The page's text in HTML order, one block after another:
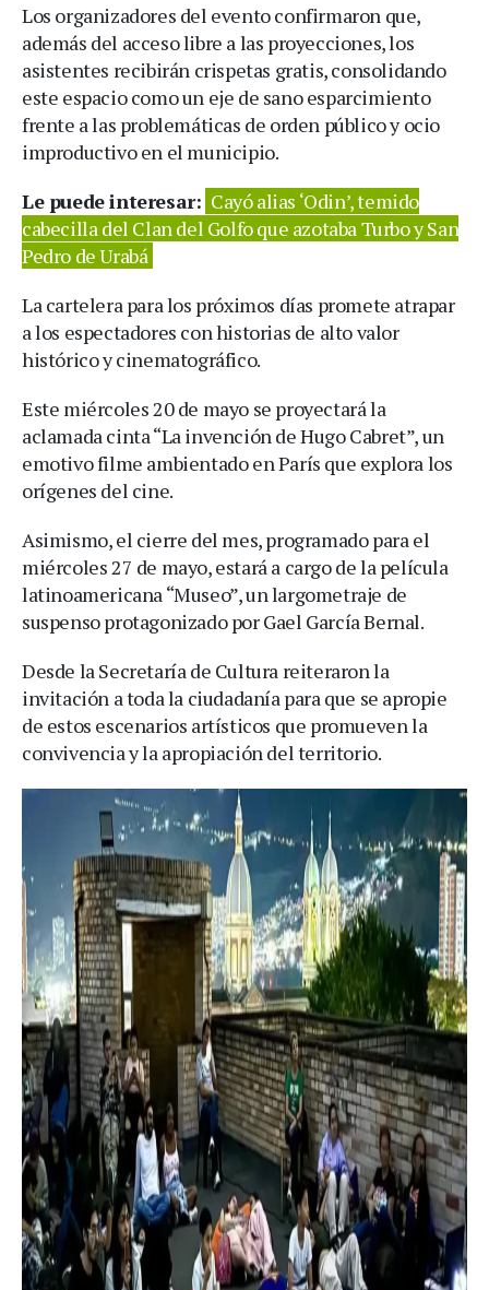
Los organizadores del evento confirmaron que,
además del acceso libre a las proyecciones, los
asistentes recibirán crispetas gratis, consolidando
este espacio como un eje de sano esparcimiento
frente a las problemáticas de orden público y ocio
improductivo en el municipio.
Le puede interesar: Cayó alias ‘Odin’, temido
cabecilla del Clan del Golfo que azotaba Turbo y San
Pedro de Urabá
La cartelera para los próximos días promete atrapar
a los espectadores con historias de alto valor
histórico y cinematográfico.
Este miércoles 20 de mayo se proyectará la
aclamada cinta “La invención de Hugo Cabret”, un
emotivo filme ambientado en París que explora los
orígenes del cine.
Asimismo, el cierre del mes, programado para el
miércoles 27 de mayo, estará a cargo de la película
latinoamericana “Museo”, un largometraje de
suspenso protagonizado por Gael García Bernal.
Desde la Secretaría de Cultura reiteraron la
invitación a toda la ciudadanía para que se apropie
de estos escenarios artísticos que promueven la
convivencia y la apropiación del territorio.